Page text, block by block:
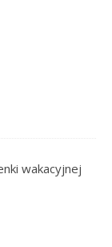
wakacyjnej